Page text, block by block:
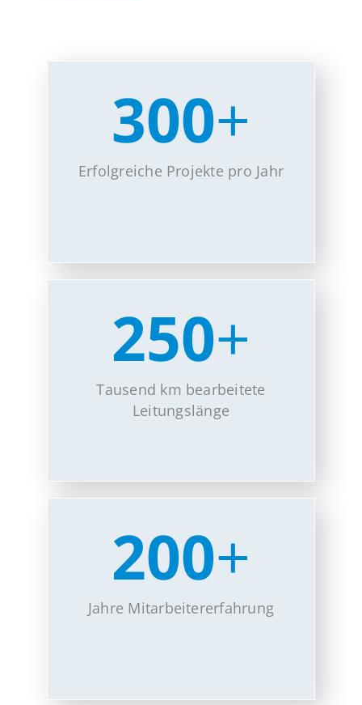
300+
Erfolgreiche Projekte pro Jahr
250+
Tausend km bearbeitete
Leitungslänge
200+
Jahre Mitarbeitererfahrung